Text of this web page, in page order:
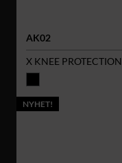
AK02
X KNEE PROTECTION
NYHET!